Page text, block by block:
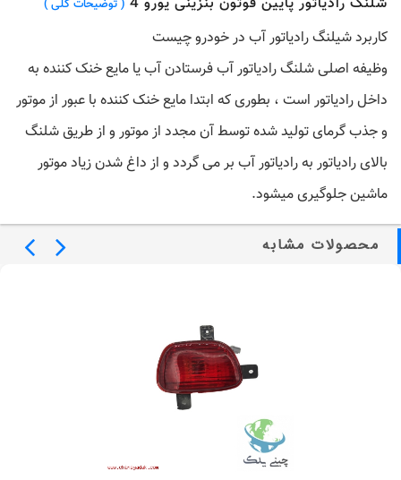
( توضیحات کلی )
کاربرد شیلنگ رادیاتور آب در خودرو چیست
وظیفه اصلی شلنگ رادیاتور آب فرستادن آب یا مایع خنک کننده به
داخل رادیاتور است ، بطوری که ابتدا مایع خنک کننده با عبور از موتور
و جذب گرمای تولید شده توسط آن مجدد از موتور و از طریق شلنگ
بالای رادیاتور به رادیاتور آب بر می گردد و از داغ شدن زیاد موتور
ماشین جلوگیری میشود.
محصولات مشابه